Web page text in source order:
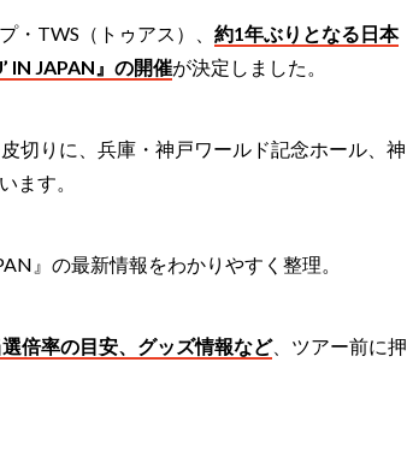
・TWS（トゥアス）、 約1年ぶりとなる日本
IN JAPAN』の開催が決定しました。
切りに、兵庫・神戸ワールド記念ホール、神
ます。
』の最新情報をわかりやすく整理。
倍率の目安、グッズ情報など、ツアー前に押